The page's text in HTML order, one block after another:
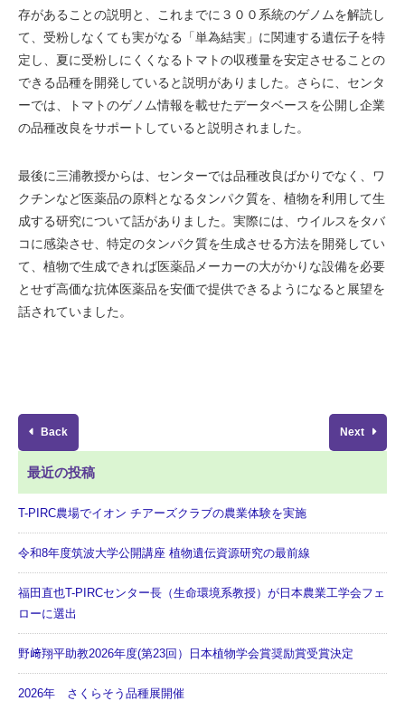
存があることの説明と、これまでに３００系統のゲノムを解読し
て、受粉しなくても実がなる「単為結実」に関連する遺伝子を特
定し、夏に受粉しにくくなるトマトの収穫量を安定させることの
できる品種を開発していると説明がありました。さらに、センタ
ーでは、トマトのゲノム情報を載せたデータベースを公開し企業
の品種改良をサポートしていると説明されました。
最後に三浦教授からは、センターでは品種改良ばかりでなく、ワ
クチンなど医薬品の原料となるタンパク質を、植物を利用して生
成する研究について話がありました。実際には、ウイルスをタバ
コに感染させ、特定のタンパク質を生成させる方法を開発してい
て、植物で生成できれば医薬品メーカーの大がかりな設備を必要
とせず高価な抗体医薬品を安価で提供できるようになると展望を
話されていました。
Back Next
最近の投稿
T-PIRC農場でイオン チアーズクラブの農業体験を実施
令和8年度筑波大学公開講座 植物遺伝資源研究の最前線
福田直也T-PIRCセンター長（生命環境系教授）が日本農業工学会フェ
ローに選出
野﨑翔平助教2026年度(第23回）日本植物学会賞奨励賞受賞決定
2026年 さくらそう品種展開催